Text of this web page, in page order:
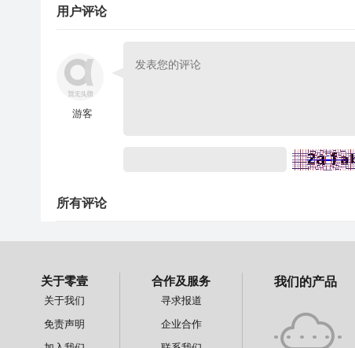
用户评论
游客
所有评论
关于零壹
关于我们
免责声明
合作及服务
寻求报道
企业合作
我们的产品